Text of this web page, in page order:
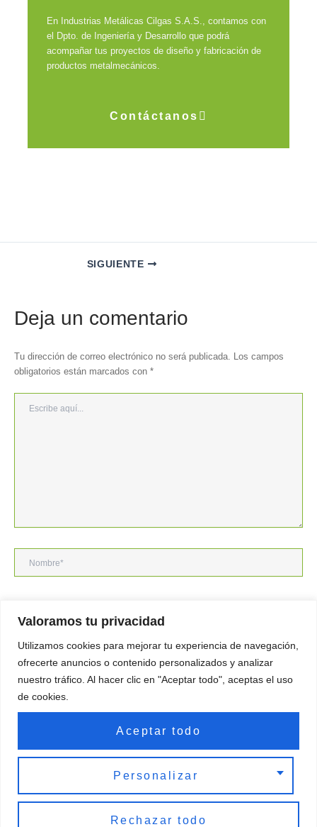
Valoramos tu privacidad
Utilizamos cookies para mejorar tu experiencia de navegación,
ofrecerte anuncios o contenido personalizados y analizar
nuestro tráfico. Al hacer clic en "Aceptar todo", aceptas el uso
de cookies.
Personalizar
Rechazar todo
Aceptar todo
En Industrias Metálicas Cilgas S.A.S., contamos con
el Dpto. de Ingeniería y Desarrollo que podrá
acompañar tus proyectos de diseño y fabricación de
productos metalmecánicos.
Contáctanos
SIGUIENTE
Deja un comentario
Tu dirección de correo electrónico no será publicada. Los campos
obligatorios están marcados con *
aquí...
electrónico*
Web
Guarda mi nombre, correo electrónico y web en este navegador
para la próxima vez que comente.